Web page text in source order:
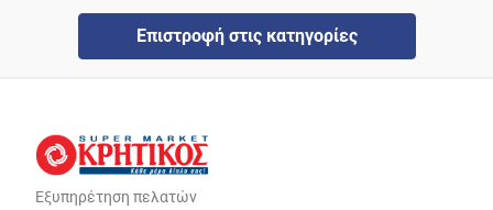
Επιστροφή στις κατηγορίες
Εξυπηρέτηση πελατών